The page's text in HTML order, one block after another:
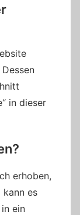
in dieser
erhoben,
kann es
ein